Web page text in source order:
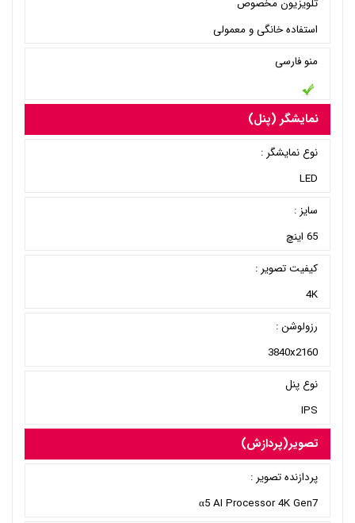
تلویزیون مخصوص
استفاده خانگی و معمولی
منو فارسی
نمایشگر (پنل)
نوع نمایشگر :
LED
سایز :
65 اینچ
کیفیت تصویر :
4K
رزولوشن :
3840x2160
نوع پنل
IPS
تصویر(پردازش)
پردازنده تصویر :
α5 AI Processor 4K Gen7